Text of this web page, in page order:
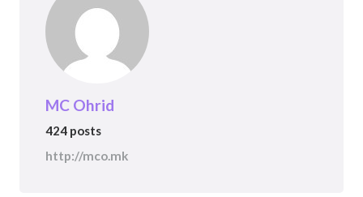
MC Ohrid
424 posts
http://mco.mk